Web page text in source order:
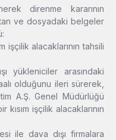
direnme kararının
ve dosyadaki belgeler
işçilik alacaklarının tahsili
yükleniciler arasındaki
olduğunu ileri sürerek,
A.Ş. Genel Müdürlüğü
işçilik alacaklarının
ile dava dışı firmalara